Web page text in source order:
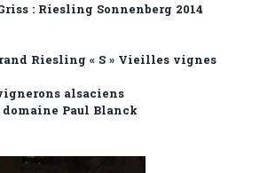
: Riesling Sonnenberg 2014
Riesling « S » Vieilles vignes
alsaciens
domaine Paul Blanck